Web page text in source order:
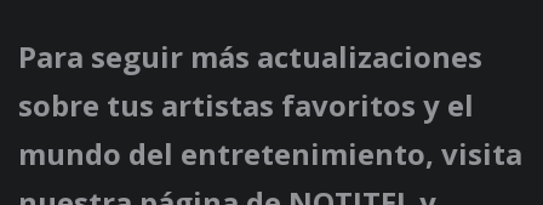
Para seguir más actualizaciones
sobre tus artistas favoritos y el
mundo del entretenimiento, visita